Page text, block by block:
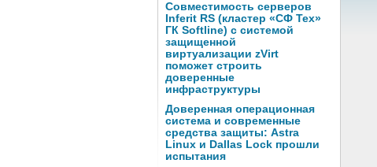
Совместимость серверов
Inferit RS (кластер «СФ Тех»
ГК Softline) с системой
защищенной
виртуализации zVirt
поможет строить
доверенные
инфраструктуры
Доверенная операционная
система и современные
средства защиты: Astra
Linux и Dallas Lock прошли
испытания